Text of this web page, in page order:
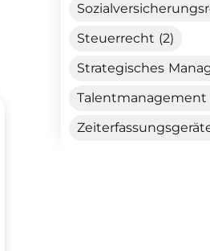
Steuerrecht (2)
Strategisches
Talentmanagement